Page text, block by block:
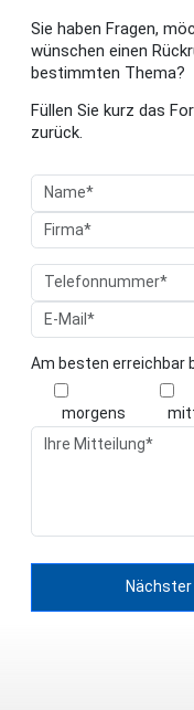
Sie haben Fragen,
wünschen einen
bestimmten Thema?
Füllen Sie kurz das
zurück.
Am besten erreichbar
morgens